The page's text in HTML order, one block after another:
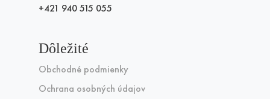
+421 940 515 055
Dôležité
Obchodné podmienky
Ochrana osobných údajov